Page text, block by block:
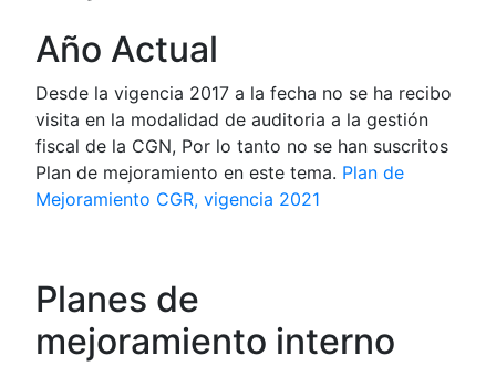
Año Actual
Desde la vigencia 2017 a la fecha no se ha recibo
visita en la modalidad de auditoria a la gestión
fiscal de la CGN, Por lo tanto no se han suscritos
Plan de mejoramiento en este tema. Plan de
Mejoramiento CGR, vigencia 2021
Planes de
mejoramiento interno